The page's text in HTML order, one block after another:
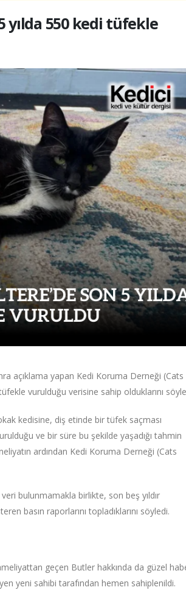
yılda 550 kedi tüfekle
açıklama yapan Kedi Koruma Derneği (Cats
vurulduğu verisine sahip olduklarını
kedisine, diş etinde bir tüfek saçması
ve bir süre bu şekilde yaşadığı tahmin
ardından Kedi Koruma Derneği (Cats
bulunmamakla birlikte, son beş yıldır
basın raporlarını topladıklarını söyledi.
geçen Butler hakkında da güzel
yeni sahibi tarafından hemen sahiplenildi.